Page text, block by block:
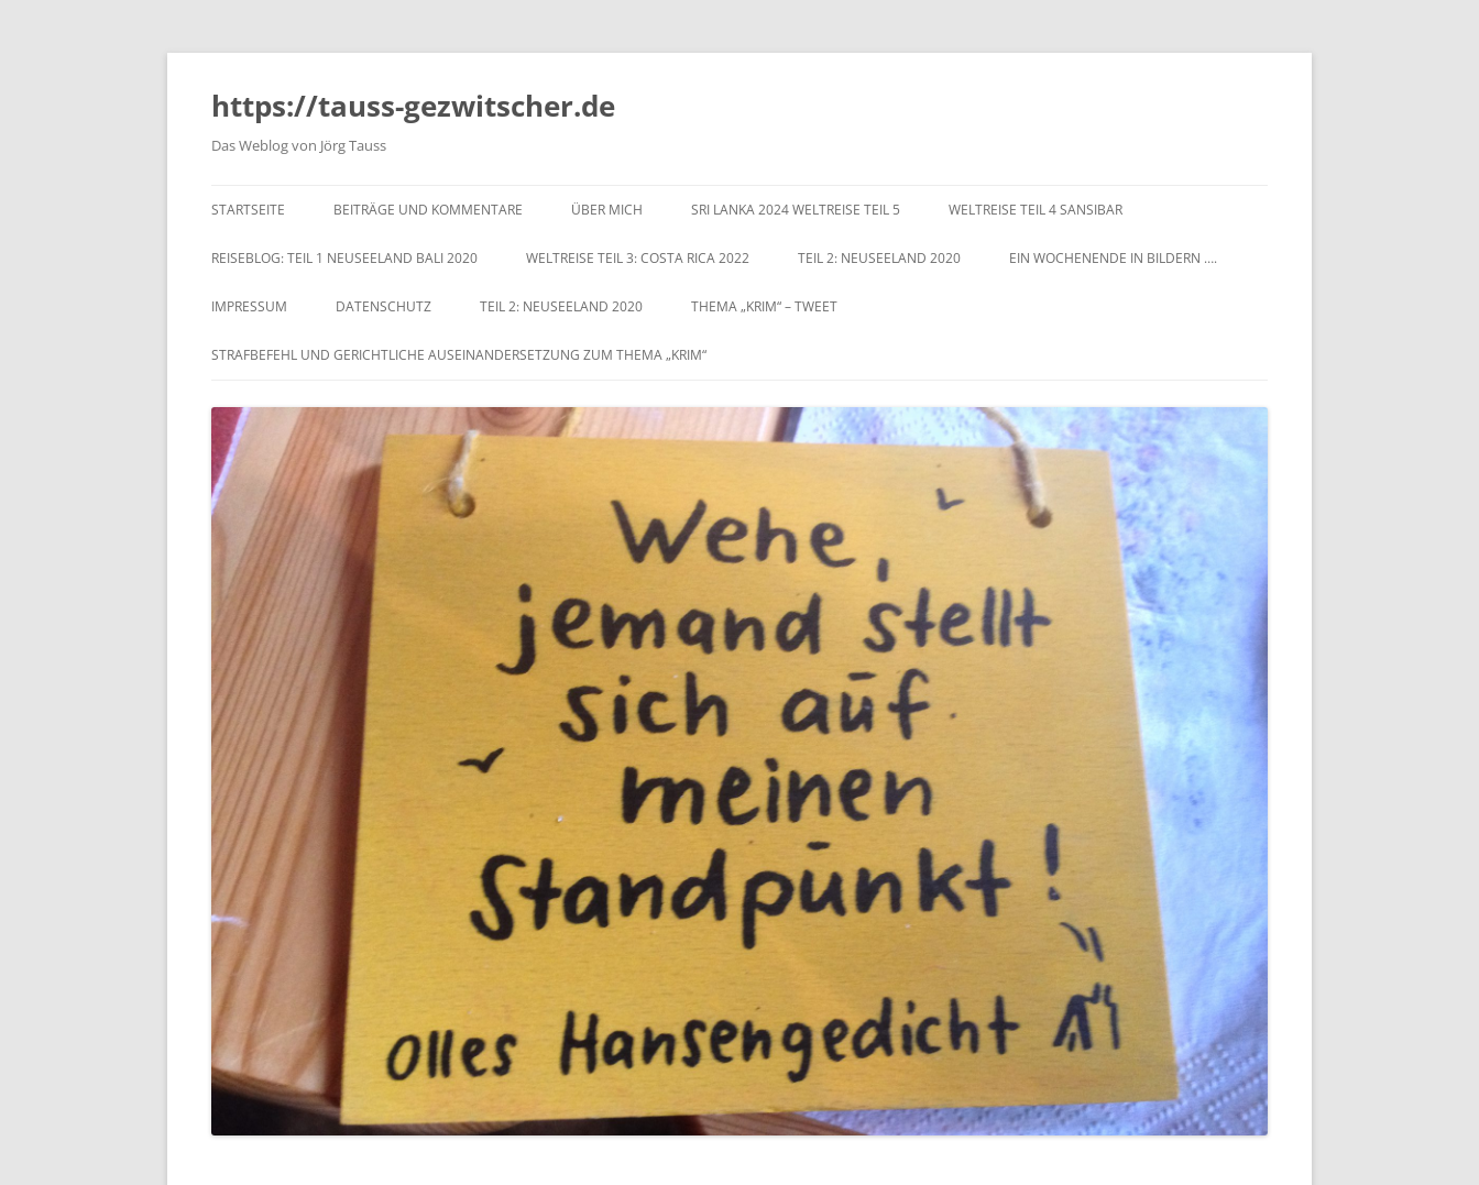
https://tauss-gezwitscher.de
Das Weblog von Jörg Tauss
Inhalt
STARTSEITE BEITRÄGE UND KOMMENTARE ÜBER MICH SRI LANKA 2024 WELTREISE TEIL 5 WELTREISE TEIL 4 SANSIBAR
REISEBLOG: TEIL 1 NEUSEELAND BALI 2020 WELTREISE TEIL 3: COSTA RICA 2022 TEIL 2: NEUSEELAND 2020 EIN WOCHENENDE IN BILDERN ….
IMPRESSUM DATENSCHUTZ TEIL 2: NEUSEELAND 2020 THEMA „KRIM“ – TWEET
STRAFBEFEHL UND GERICHTLICHE AUSEINANDERSETZUNG ZUM THEMA „KRIM“